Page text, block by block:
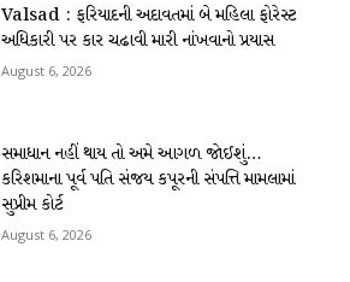
Valsad : ફરિયાદની અદાવતમાં બે મહિલા ફોરેસ્ટ
અધિકારી પર કાર ચઢાવી મારી નાંખવાનો પ્રયાસ
August 6, 2026
સમાધાન નહીં થાય તો અમે આગળ જોઈશું…
કરિશમાના પૂર્વ પતિ સંજય કપૂરની સંપત્તિ મામલામાં
સુપ્રીમ કોર્ટ
August 6, 2026